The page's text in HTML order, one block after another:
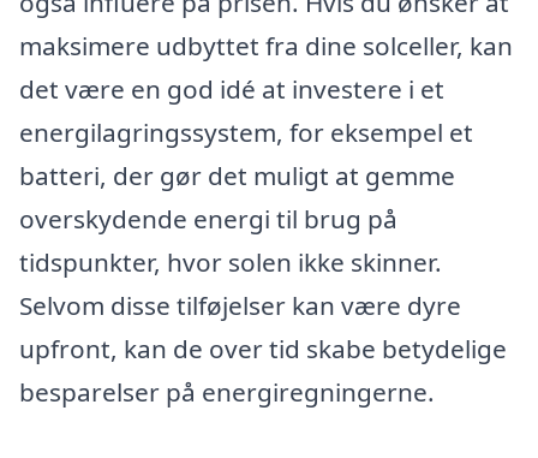
maksimere udbyttet fra dine solceller, kan
det være en god idé at investere i et
energilagringssystem, for eksempel et
batteri, der gør det muligt at gemme
overskydende energi til brug på
tidspunkter, hvor solen ikke skinner.
Selvom disse tilføjelser kan være dyre
upfront, kan de over tid skabe betydelige
besparelser på energiregningerne.